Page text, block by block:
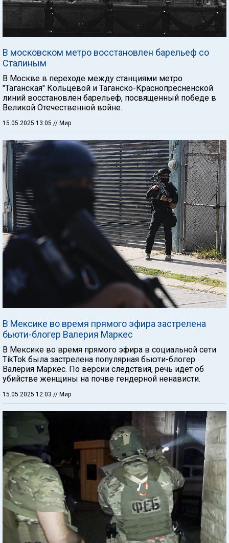
В московском метро восстановлен барельеф со
Сталиным
В Москве в переходе между станциями метро
"Таганская" Кольцевой и Таганско-Краснопресненской
линий восстановлен барельеф, посвященный победе в
Великой Отечественной войне.
15.05.2025 13:05 // Мир
В Мексике во время прямого эфира застрелена
бьюти-блогер Валерия Маркес
В Мексике во время прямого эфира в социальной сети
TikTok была застрелена популярная бьюти-блогер
Валерия Маркес. По версии следствия, речь идет об
убийстве женщины на почве гендерной ненависти.
15.05.2025 12:03 // Мир